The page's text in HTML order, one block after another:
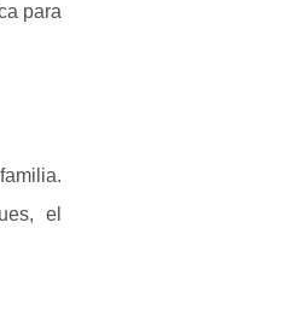
para
el